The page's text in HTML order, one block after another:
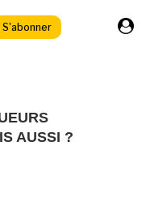
S'abonner
AUSSI ?